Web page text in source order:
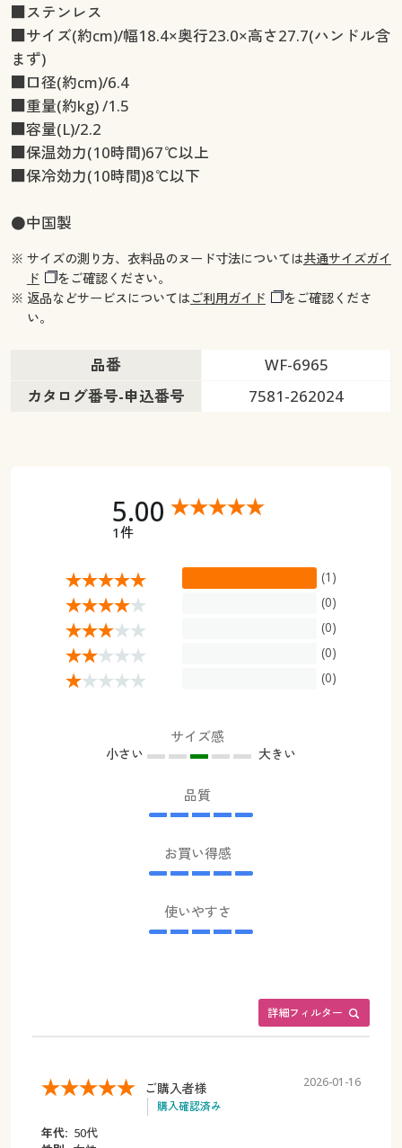
■ステンレス
■サイズ(約cm)/幅18.4×奥行23.0×高さ27.7(ハンドル含
まず)
■口径(約cm)/6.4
■重量(約kg) /1.5
■容量(L)/2.2
■保温効力(10時間)67℃以上
■保冷効力(10時間)8℃以下
●中国製
※ サイズの測り方、衣料品のヌード寸法については共通サイズガイ
ド
をご確認ください。
※ 返品などサービスについてはご利用ガイド
をご確認くださ
い。
品番
WF-6965
カタログ番号-申込番号
7581-262024
5.00
1件
(1)
(0)
(0)
(0)
(0)
サイズ感
小さい 大きい
品質
お買い得感
使いやすさ
詳細フィルター
ご購入者様
購入確認済み
2026-01-16
年代: 50代